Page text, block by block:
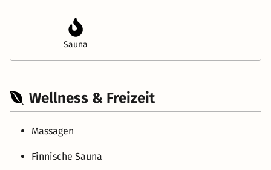
Sauna
Wellness & Freizeit
Massagen
Finnische Sauna